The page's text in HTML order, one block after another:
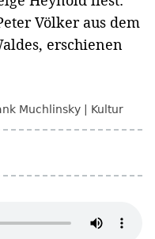
Völker aus dem
erschienen
Muchlinsky Kultur